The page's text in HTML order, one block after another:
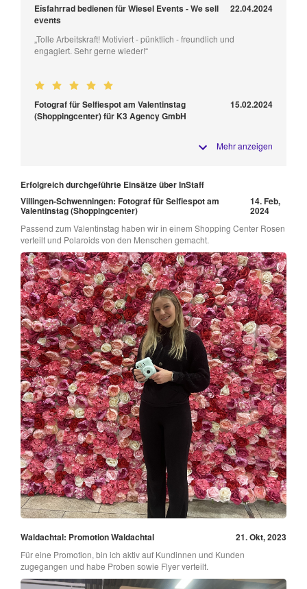
Eísfahrrad bedienen für Wiesel Events - We sell
events
22.04.2024
„Tolle Arbeitskraft! Motiviert - pünktlich - freundlich und
engagiert. Sehr gerne wieder!“
Fotograf für Selfiespot am Valentinstag
(Shoppingcenter) für K3 Agency GmbH
15.02.2024
Mehr anzeigen
Erfolgreich durchgeführte Einsätze über InStaff
Villingen-Schwenningen: Fotograf für Selfiespot am
Valentinstag (Shoppingcenter)
14. Feb,
2024
Passend zum Valentinstag haben wir in einem Shopping Center Rosen
verteilt und Polaroids von den Menschen gemacht.
Waldachtal: Promotion Waldachtal 21. Okt, 2023
Für eine Promotion, bin ich aktiv auf Kundinnen und Kunden
zugegangen und habe Proben sowie Flyer verteilt.